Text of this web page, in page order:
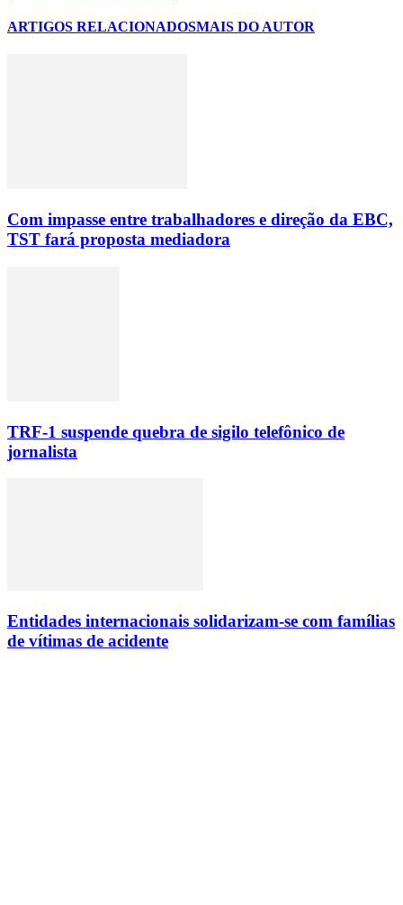
ARTIGOS RELACIONADOSMAIS DO AUTOR
Com impasse entre trabalhadores e direção da EBC,
TST fará proposta mediadora
TRF-1 suspende quebra de sigilo telefônico de
jornalista
Entidades internacionais solidarizam-se com famílias
de vítimas de acidente